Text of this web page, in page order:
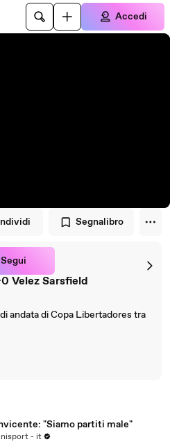
Accedi
Segnalibro
Segui
Velez Sarsfield
andata di Copa Libertadores tra
"Siamo partiti male"
- it